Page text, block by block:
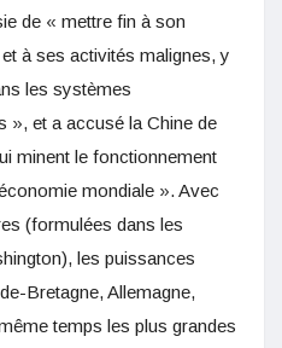
de « mettre fin à son
à ses activités malignes, y
les systèmes
», et a accusé la Chine de
minent le fonctionnement
mondiale ». Avec
(formulées dans les
les puissances
Bretagne, Allemagne,
temps les plus grandes